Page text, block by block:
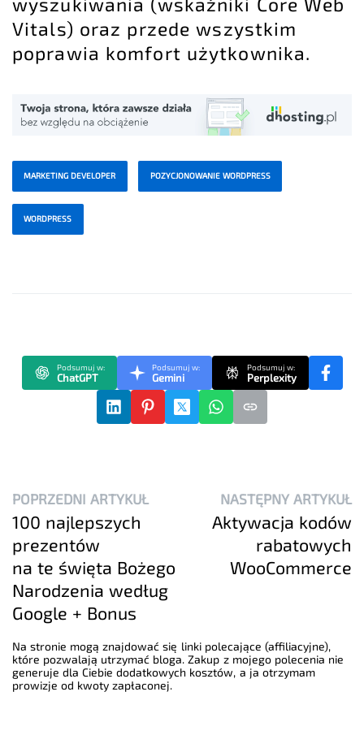
Vitals) oraz przede wszystkim
poprawia komfort użytkownika.
MARKETING DEVELOPER POZYCJONOWANIE WORDPRESS
WORDPRESS
Podsumuj w:
ChatGPT
Podsumuj w:
Gemini
Podsumuj w:
Perplexity
POPRZEDNI ARTYKUŁ
100 najlepszych
prezentów
na te święta Bożego
Narodzenia według
Google + Bonus
NASTĘPNY ARTYKUŁ
Aktywacja kodów
rabatowych
WooCommerce
Na stronie mogą znajdować się linki polecające (affiliacyjne),
które pozwalają utrzymać bloga. Zakup z mojego polecenia nie
generuje dla Ciebie dodatkowych kosztów, a ja otrzymam
prowizje od kwoty zapłaconej.